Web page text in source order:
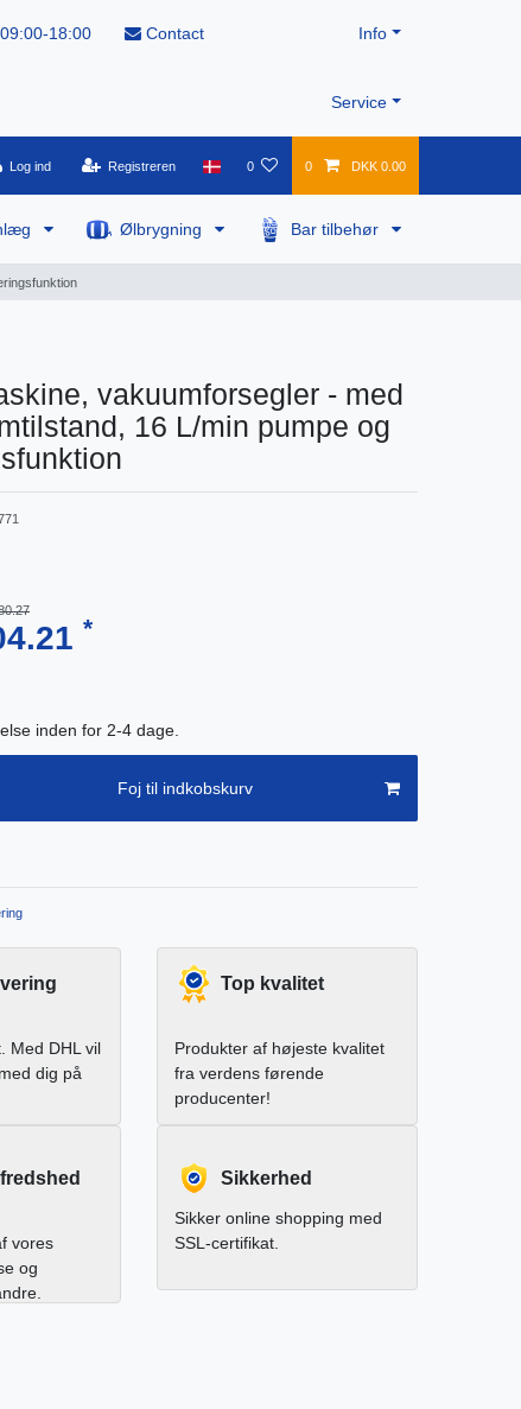
18:00 Contact Info
Service
Log ind Registreren 0 0 DKK 0.00
Ølbrygning Bar tilbehør
vakuumforsegler - med
16 L/min pumpe og
*
inden for 2-4 dage.
Foj til indkobskurv
Med DHL vil
dig på
Top kvalitet
Produkter af højeste kvalitet
fra verdens førende
producenter!
vores
og
Sikkerhed
Sikker online shopping med
SSL-certifikat.